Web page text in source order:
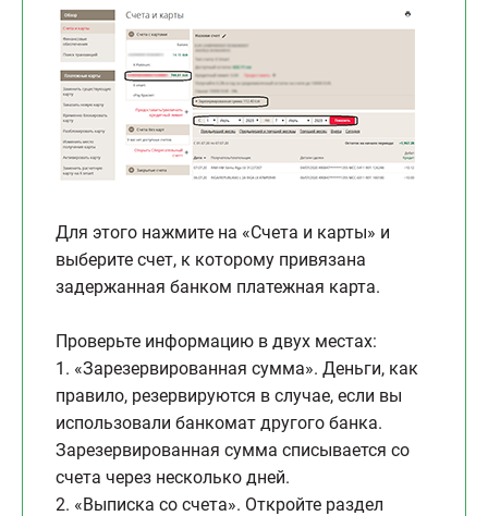
Для этого нажмите на «Счета и карты» и
выберите счет, к которому привязана
задержанная банком платежная карта.
Проверьте информацию в двух местах:
1. «Зарезервированная сумма». Деньги, как
правило, резервируются в случае, если вы
использовали банкомат другого банка.
Зарезервированная сумма списывается со
счета через несколько дней.
2. «Выписка со счета». Откройте раздел